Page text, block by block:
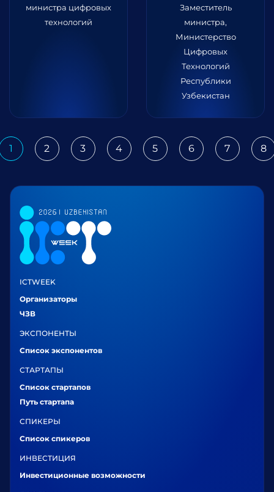
министра цифровых
технологий
Заместитель
министра,
Министерство
Цифровых
Технологий
Республики
Узбекистан
1 2 3 4 5 6 7 8
ICTWEEK
Организаторы
ЧЗВ
ЭКСПОНЕНТЫ
Список экспонентов
СТАРТАПЫ
Список стартапов
Путь стартапа
СПИКЕРЫ
Список спикеров
ИНВЕСТИЦИЯ
Инвестиционные возможности